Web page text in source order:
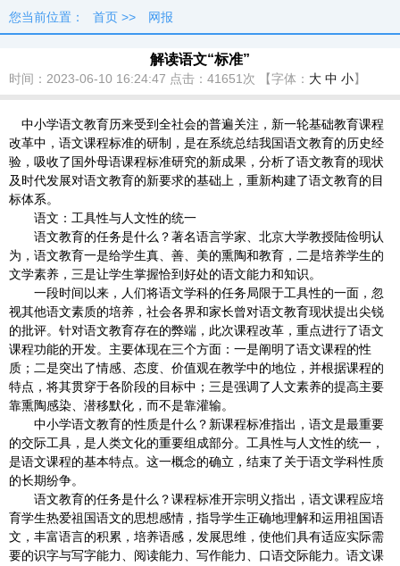
您当前位置： 首页 >> 网报
解读语文“标准”
时间：2023-06-10 16:24:47 点击： 41651次 【字体： 大 中 小】
中小学语文教育历来受到全社会的普遍关注，新一轮基础教育课程
改革中，语文课程标准的研制，是在系统总结我国语文教育的历史经
验，吸收了国外母语课程标准研究的新成果，分析了语文教育的现状
及时代发展对语文教育的新要求的基础上，重新构建了语文教育的目
标体系。
语文：工具性与人文性的统一
语文教育的任务是什么？著名语言学家、北京大学教授陆俭明认
为，语文教育一是给学生真、善、美的熏陶和教育，二是培养学生的
文学素养，三是让学生掌握恰到好处的语文能力和知识。
一段时间以来，人们将语文学科的任务局限于工具性的一面，忽
视其他语文素质的培养，社会各界和家长曾对语文教育现状提出尖锐
的批评。针对语文教育存在的弊端，此次课程改革，重点进行了语文
课程功能的开发。主要体现在三个方面：一是阐明了语文课程的性
质；二是突出了情感、态度、价值观在教学中的地位，并根据课程的
特点，将其贯穿于各阶段的目标中；三是强调了人文素养的提高主要
靠熏陶感染、潜移默化，而不是靠灌输。
中小学语文教育的性质是什么？新课程标准指出，语文是最重要
的交际工具，是人类文化的重要组成部分。工具性与人文性的统一，
是语文课程的基本特点。这一概念的确立，结束了关于语文学科性质
的长期纷争。
语文教育的任务是什么？课程标准开宗明义指出，语文课程应培
育学生热爱祖国语文的思想感情，指导学生正确地理解和运用祖国语
文，丰富语言的积累，培养语感，发展思维，使他们具有适应实际需
要的识字与写字能力、阅读能力、写作能力、口语交际能力。语文课